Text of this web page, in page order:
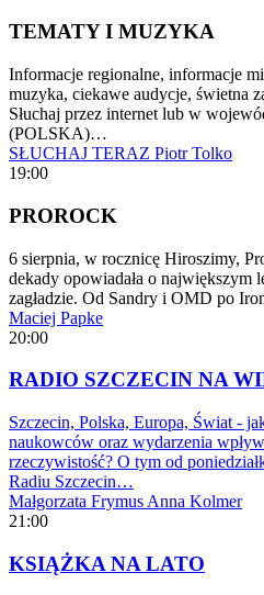
TEMATY I MUZYKA
Informacje regionalne, informacje
muzyka, ciekawe audycje, świetna
Słuchaj przez internet lub w
(POLSKA)…
SŁUCHAJ TERAZ Piotr Tolko
19:00
PROROCK
6 sierpnia, w rocznicę Hiroszimy,
dekady opowiadała o
zagładzie. Od Sandry i OMD po
Maciej Papke
20:00
RADIO SZCZECIN NA
Szczecin, Polska, Europa, Świat -
naukowców oraz wydarzenia
rzeczywistość? O tym od
Radiu Szczecin…
Małgorzata Frymus Anna Kolmer
21:00
KSIĄŻKA NA LATO